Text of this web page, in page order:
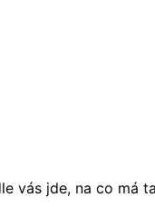
vás jde, na co má